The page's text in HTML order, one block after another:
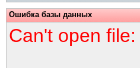
Ошибка базы данных
Can't open